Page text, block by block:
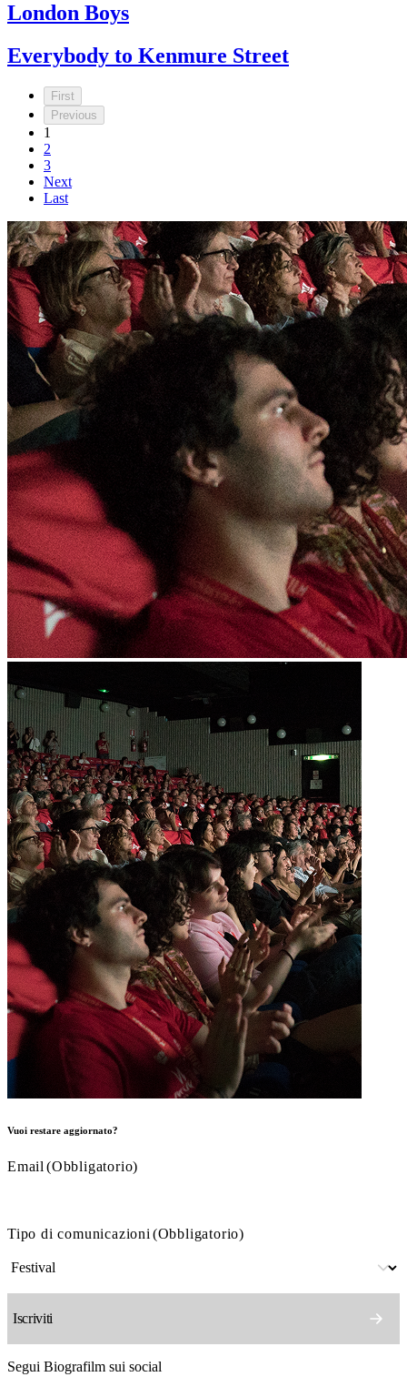
London Boys
Everybody to Kenmure Street
First
Previous
1
2
3
Next
Last
Vuoi restare aggiornato?
Email (Obbligatorio)
Tipo di comunicazioni (Obbligatorio)
Segui Biografilm sui social